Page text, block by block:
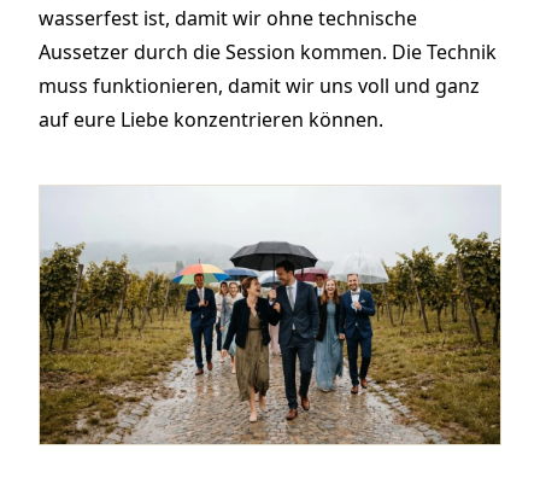
wasserfest ist, damit wir ohne technische
Aussetzer durch die Session kommen. Die Technik
muss funktionieren, damit wir uns voll und ganz
auf eure Liebe konzentrieren können.